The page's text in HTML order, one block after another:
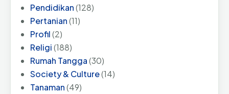
Pendidikan(128)
Pertanian(11)
Profil(2)
Religi(188)
Rumah Tangga(30)
Society & Culture(14)
Tanaman(49)